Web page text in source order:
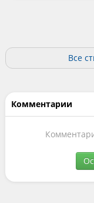
Все
Комментарии